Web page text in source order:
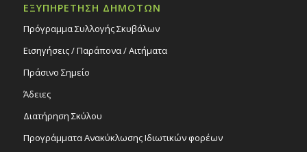
ΕΞΥΠΗΡΕΤΗΣΗ ΔΗΜΟΤΩΝ
Πρόγραμμα Συλλογής Σκυβάλων
Εισηγήσεις / Παράπονα / Αιτήματα
Πράσινο Σημείο
Άδειες
Διατήρηση Σκύλου
Προγράμματα Ανακύκλωσης Ιδιωτικών φορέων